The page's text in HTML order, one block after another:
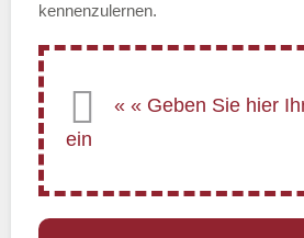
kennenzulernen.